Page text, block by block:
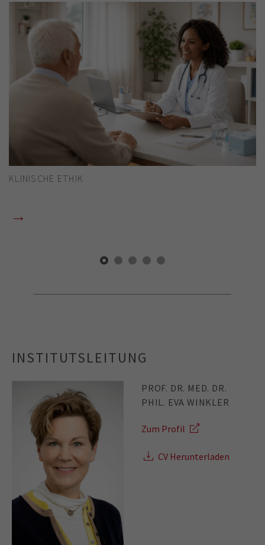
KLINISCHE ETHIK
INSTITUTSLEITUNG
PROF. DR. MED. DR.
PHIL. EVA WINKLER
Zum Profil
CV Herunterladen